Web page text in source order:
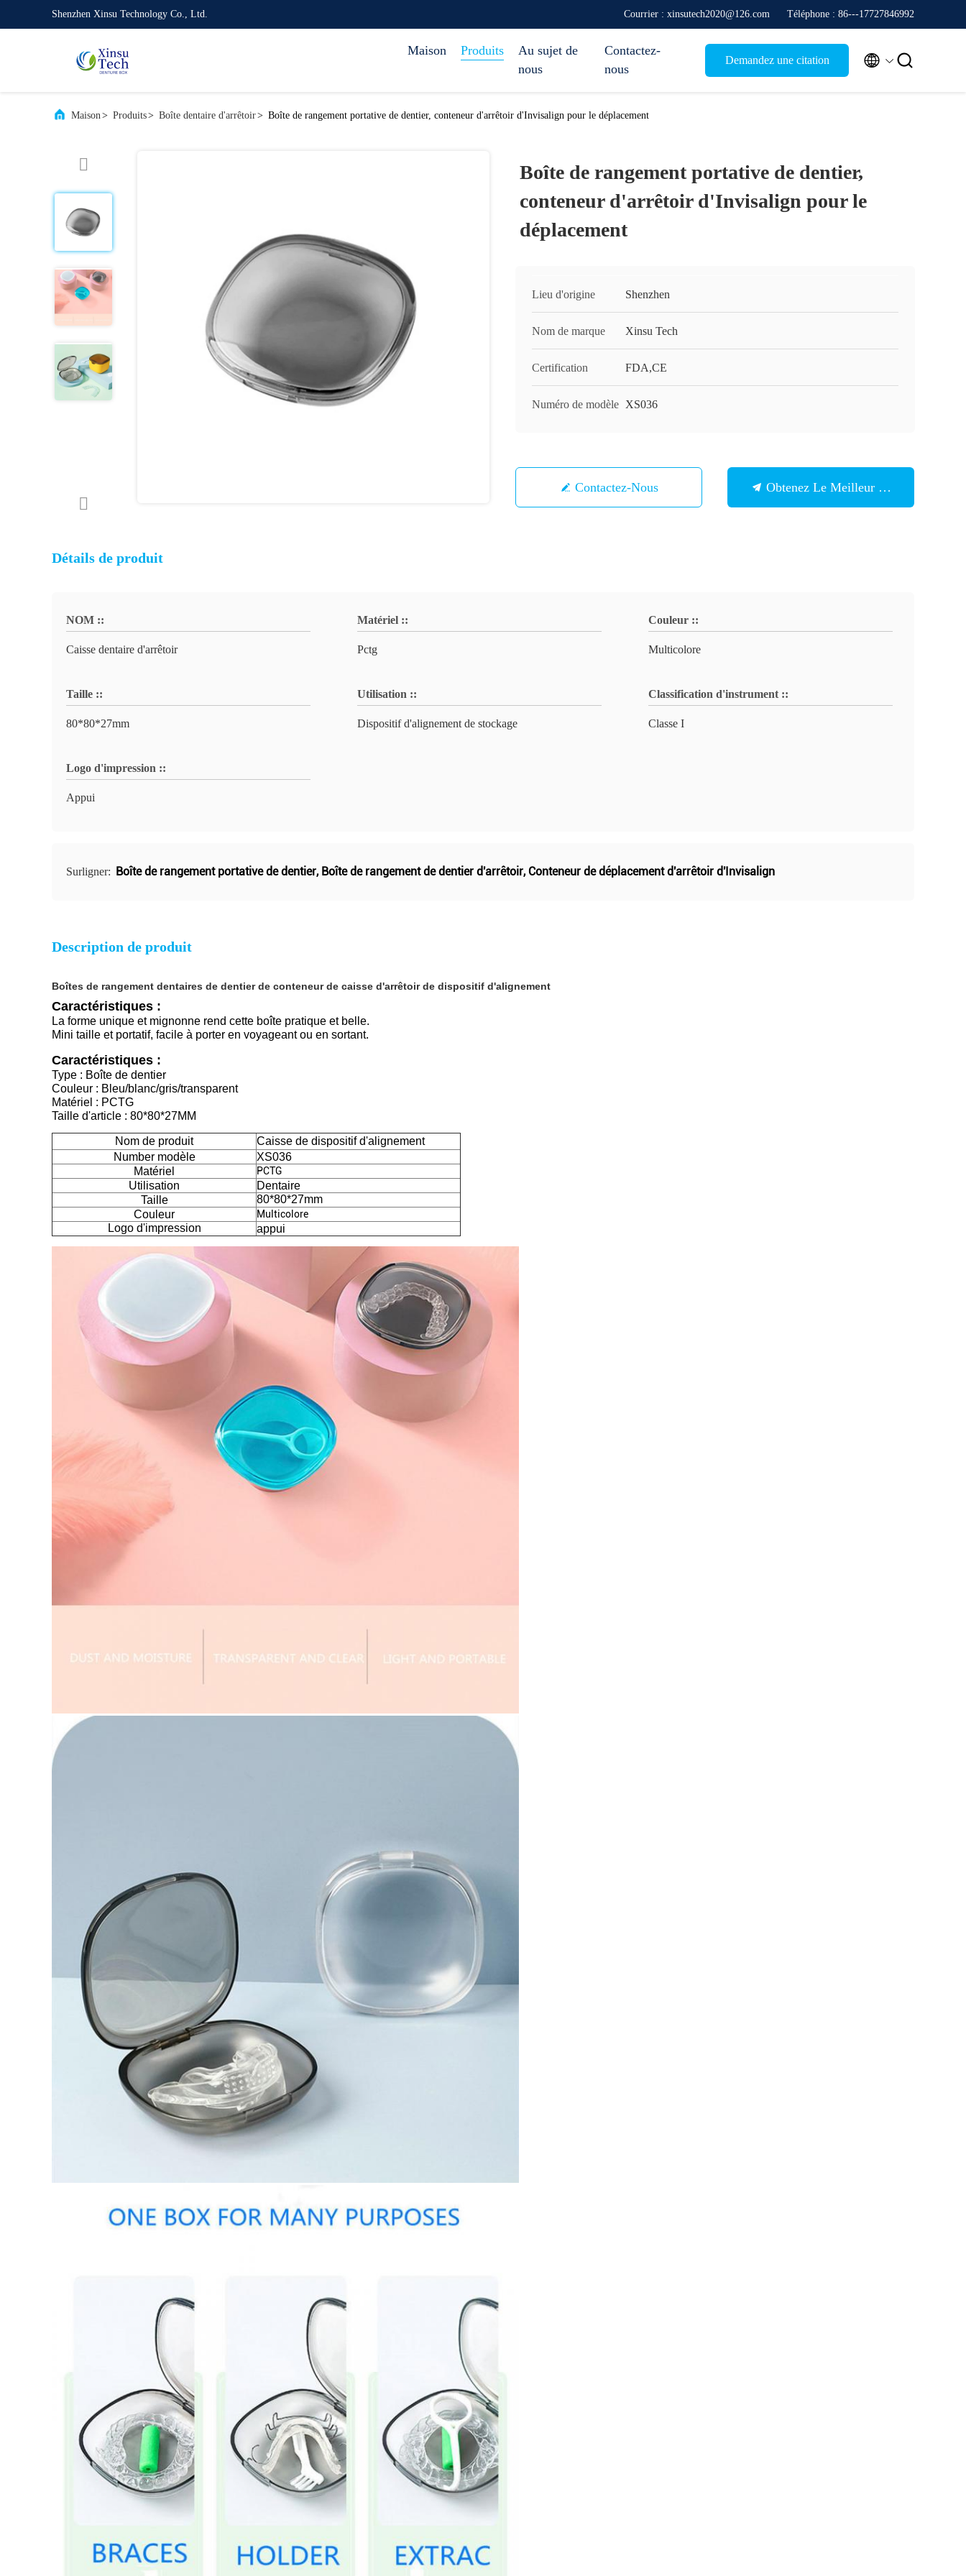
Shenzhen Xinsu Technology Co., Ltd. Courrier : xinsutech2020@126.com Téléphone : 86---17727846992
Maison Produits
Au sujet de
nous
Contactez-
nous
Demandez une citation  
Maison> Produits> Boîte dentaire d'arrêtoir> Boîte de rangement portative de dentier, conteneur d'arrêtoir d'Invisalign pour le déplacement
Boîte de rangement portative de dentier,
conteneur d'arrêtoir d'Invisalign pour le
déplacement
Lieu d'origine Shenzhen
Nom de marque Xinsu Tech
Certification FDA,CE
Numéro de modèle XS036
Contactez-Nous Obtenez Le Meilleur Prix
Détails de produit
NOM ::
Caisse dentaire d'arrêtoir
Matériel ::
Pctg
Couleur ::
Multicolore
Taille ::
80*80*27mm
Utilisation ::
Dispositif d'alignement de stockage
Classification d'instrument ::
Classe I
Logo d'impression ::
Appui
Surligner: Boîte de rangement portative de dentier, Boîte de rangement de dentier d'arrêtoir, Conteneur de déplacement d'arrêtoir d'Invisalign
Description de produit
Boîtes de rangement dentaires de dentier de conteneur de caisse d'arrêtoir de dispositif d'alignement
Caractéristiques :
La forme unique et mignonne rend cette boîte pratique et belle.
Mini taille et portatif, facile à porter en voyageant ou en sortant.
Caractéristiques :
Type : Boîte de dentier
Couleur : Bleu/blanc/gris/transparent
Matériel : PCTG
Taille d'article : 80*80*27MM
Nom de produit
Caisse de dispositif d'alignement
Number modèle
XS036
Matériel
PCTG
Utilisation
Dentaire
Taille
80*80*27mm
Couleur
Multicolore
Logo d'impression appui